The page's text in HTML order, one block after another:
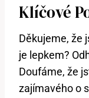
Klíčové
Děkujeme, že
je lepkem?
Doufáme, že
zajímavého o